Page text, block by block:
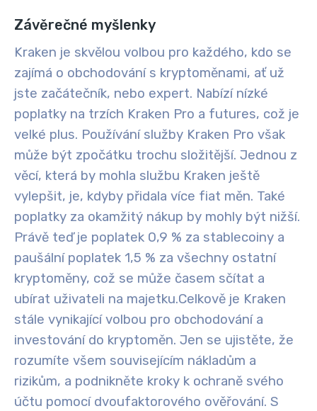
Závěrečné myšlenky
Kraken je skvělou volbou pro každého, kdo se
zajímá o obchodování s kryptoměnami, ať už
jste začátečník, nebo expert. Nabízí nízké
poplatky na trzích Kraken Pro a futures, což je
velké plus. Používání služby Kraken Pro však
může být zpočátku trochu složitější. Jednou z
věcí, která by mohla službu Kraken ještě
vylepšit, je, kdyby přidala více fiat měn. Také
poplatky za okamžitý nákup by mohly být nižší.
Právě teď je poplatek 0,9 % za stablecoiny a
paušální poplatek 1,5 % za všechny ostatní
kryptoměny, což se může časem sčítat a
ubírat uživateli na majetku.Celkově je Kraken
stále vynikající volbou pro obchodování a
investování do kryptoměn. Jen se ujistěte, že
rozumíte všem souvisejícím nákladům a
rizikům, a podnikněte kroky k ochraně svého
účtu pomocí dvoufaktorového ověřování. S